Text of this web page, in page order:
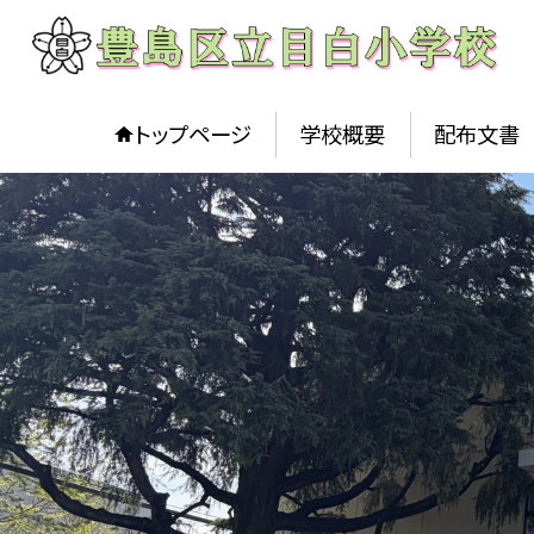
トップページ 学校概要 配布文書